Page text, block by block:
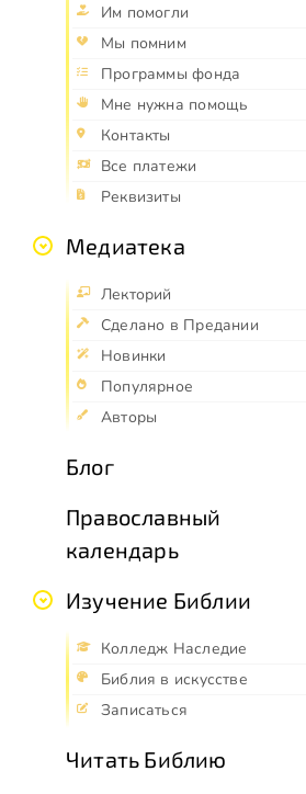
Им помогли
Мы помним
Программы фонда
Мне нужна помощь
Контакты
Все платежи
Реквизиты
Медиатека
Лекторий
Сделано в Предании
Новинки
Популярное
Авторы
Блог
Православный
календарь
Изучение Библии
Колледж Наследие
Библия в искусстве
Записаться
Читать Библию